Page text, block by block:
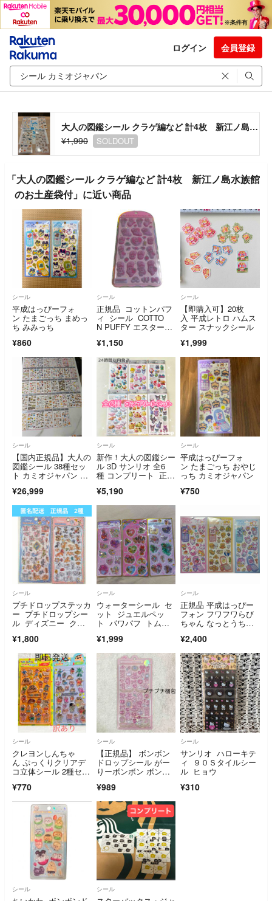
ログイン 会員登録
大人の図鑑シール クラゲ編など 計4枚 新江ノ島水族館のお土産袋付
¥1,990
SOLDOUT
「大人の図鑑シール クラゲ編など 計4枚 新江ノ島水族館
のお土産袋付」に近い商品
シール
平成はっぴーフォ
ン たまごっち まめっ
ち みみっち
¥860
シール
正規品 コットンパフ
ィ シール COTTO
N PUFFY エスターバ
◎
¥1,150
シール
【即購入可】20枚
入 平成レトロ ハムス
ター スナックシール
¥1,999
シール
【国内正規品】大人の
図鑑シール 38種セッ
ト カミオジャパン コ
ニー サンリオ たまご
っち ほっぺちゃんな
¥26,999
シール
新作！大人の図鑑シー
ル 3D サンリオ 全6
種 コンプリート 正規
ターズ ポムポムプリ
ン シナモン クロミ
¥5,190
シール
平成はっぴーフォ
ン たまごっち おやじ
っち カミオジャパン
¥750
シール
プチドロップステッカ
ー プチドロップシー
ル ディズニー クラ
¥1,800
シール
ウォーターシール セ
ット ジュエルペッ
ト パワパフ トムジ
¥1,999
シール
正規品 平成はっぴー
フォン フワフワらび
ちゃん なっとうちゃ
¥2,400
シール
クレヨンしんちゃ
ん ぷっくりクリアデ
コ立体シール 2種セッ
¥770
シール
【正規品】 ボンボン
ドロップシール がー
りーボンボン ボンド
¥989
シール
サンリオ ハローキテ
ィ ９０Ｓタイルシー
ル ヒョウ
¥310
シール シール